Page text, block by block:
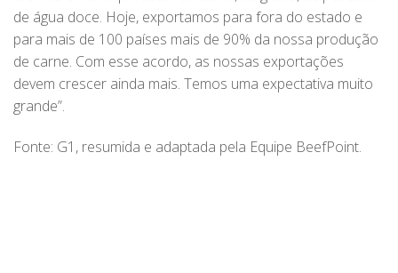
de água doce. Hoje, exportamos para fora do estado e
para mais de 100 países mais de 90% da nossa produção
de carne. Com esse acordo, as nossas exportações
devem crescer ainda mais. Temos uma expectativa muito
grande”.
Fonte: G1, resumida e adaptada pela Equipe BeefPoint.